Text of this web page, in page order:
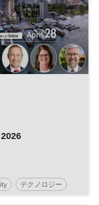
テクノロジー